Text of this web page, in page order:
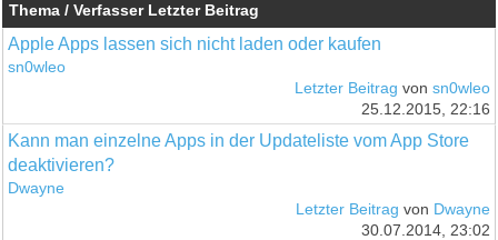
Thema / Verfasser Letzter Beitrag
Apple Apps lassen sich nicht laden oder kaufen
sn0wleo
Letzter Beitrag von sn0wleo
25.12.2015, 22:16
Kann man einzelne Apps in der Updateliste vom App Store
deaktivieren?
Dwayne
Letzter Beitrag von Dwayne
30.07.2014, 23:02